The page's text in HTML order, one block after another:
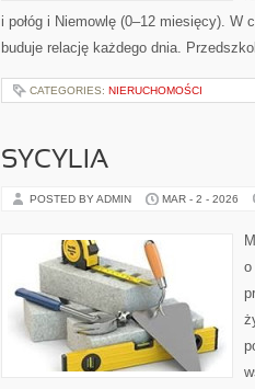
i połóg i Niemowlę (0–12 miesięcy).
buduje relację każdego dnia.
CATEGORIES: NIERUCHOMOŚCI
SYCYLIA
POSTED BY ADMIN MAR - 2 - 2026
o